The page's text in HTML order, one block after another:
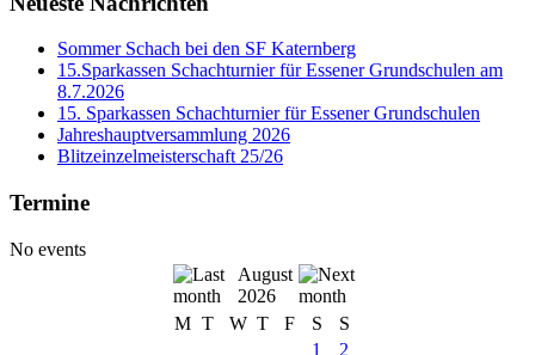
Sommer Schach bei den SF Katernberg
15.Sparkassen Schachturnier für Essener Grundschulen am
8.7.2026
15. Sparkassen Schachturnier für Essener Grundschulen
Jahreshauptversammlung 2026
Blitzeinzelmeisterschaft 25/26
Termine
No events
August
2026
M T W T F S
S
1
2